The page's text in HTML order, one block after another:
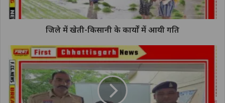
जिले में खेती-किसानी के कार्यों में आयी गति